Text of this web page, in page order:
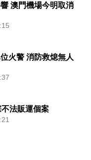
澳門機場今明取消
火警 消防救熄無人
法販運個案